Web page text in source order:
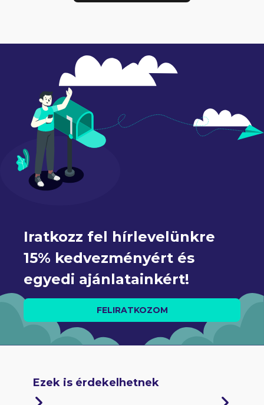
Iratkozz fel hírlevelünkre
15% kedvezményért és
egyedi ajánlatainkért!
FELIRATKOZOM
Ezek is érdekelhetnek